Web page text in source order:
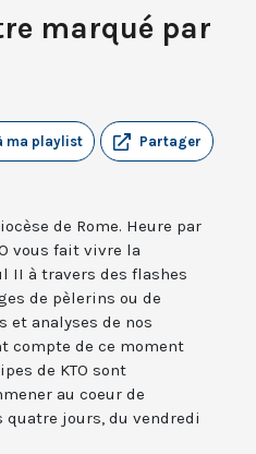
marqué par
Partager
ma playlist
de Rome. Heure par
vous fait vivre la
II à travers des flashes
de pèlerins ou de
et analyses de nos
compte de ce moment
de KTO sont
au coeur de
quatre jours, du vendredi